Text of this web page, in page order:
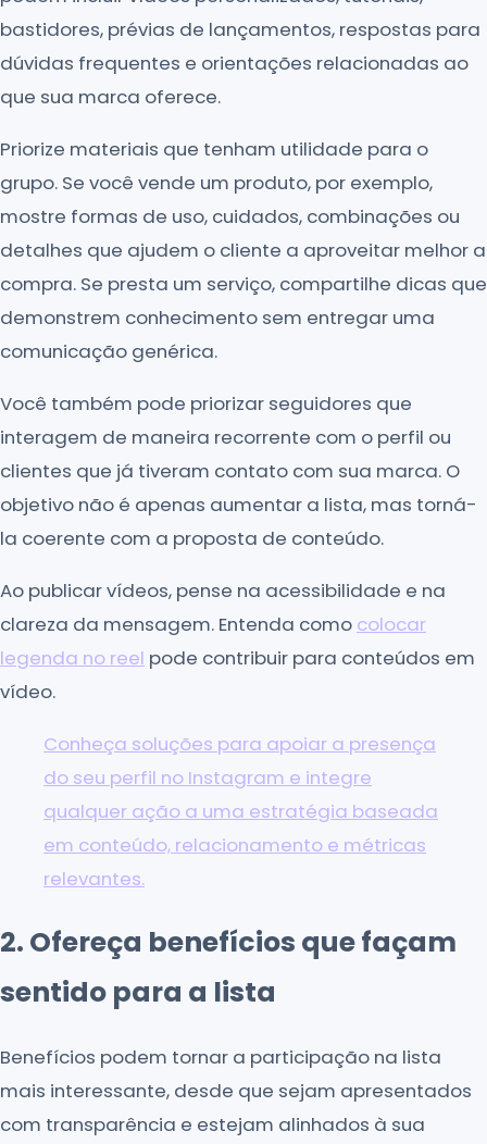
bastidores, prévias de lançamentos, respostas para
dúvidas frequentes e orientações relacionadas ao
que sua marca oferece.
Priorize materiais que tenham utilidade para o
grupo. Se você vende um produto, por exemplo,
mostre formas de uso, cuidados, combinações ou
detalhes que ajudem o cliente a aproveitar melhor a
compra. Se presta um serviço, compartilhe dicas que
demonstrem conhecimento sem entregar uma
comunicação genérica.
Você também pode priorizar seguidores que
interagem de maneira recorrente com o perfil ou
clientes que já tiveram contato com sua marca. O
objetivo não é apenas aumentar a lista, mas torná-
la coerente com a proposta de conteúdo.
Ao publicar vídeos, pense na acessibilidade e na
clareza da mensagem. Entenda como colocar
legenda no reel pode contribuir para conteúdos em
vídeo.
Conheça soluções para apoiar a presença
do seu perfil no Instagram e integre
qualquer ação a uma estratégia baseada
em conteúdo, relacionamento e métricas
relevantes.
2. Ofereça benefícios que façam
sentido para a lista
Benefícios podem tornar a participação na lista
mais interessante, desde que sejam apresentados
com transparência e estejam alinhados à sua